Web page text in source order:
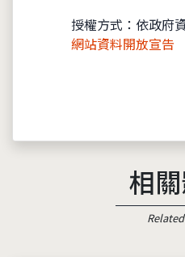
授權方式：依政府
網站資料開放宣告
相